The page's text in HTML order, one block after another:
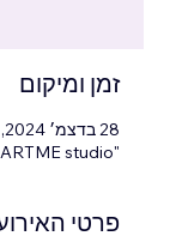
זמן ומיקום
28 בדצמ׳ 2024, 18:00 – 20:00
"ARTME studio", הבנים 5, אשדוד, ישראל
פרטי